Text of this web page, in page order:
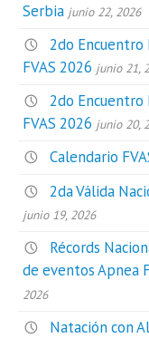
Serbia junio 22, 2026
2do Encuentro
FVAS 2026 junio 21,
2do Encuentro
FVAS 2026 junio 20,
Calendario
2da Válida
junio 19, 2026
Récords
de eventos Apnea
2026
Natación con